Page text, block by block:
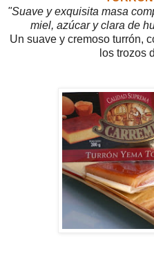
"Suave y exquisita masa
miel, azúcar y clara de
Un suave y cremoso turrón,
los trozos